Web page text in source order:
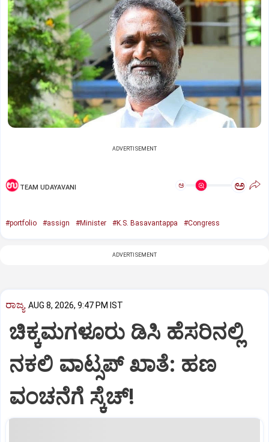
ADVERTISEMENT
TEAM UDAYAVANI ಅ ಅ
#portfolio #assign #Minister #K.S. Basavantappa #Congress
ADVERTISEMENT
ರಾಜ್ಯ AUG 8, 2026, 9:47 PM IST
ಚಿಕ್ಕಮಗಳೂರು ಡಿಸಿ ಹೆಸರಿನಲ್ಲಿ
ನಕಲಿ ವಾಟ್ಸಪ್ ಖಾತೆ: ಹಣ
ವಂಚನೆಗೆ ಸ್ಕೆಚ್!